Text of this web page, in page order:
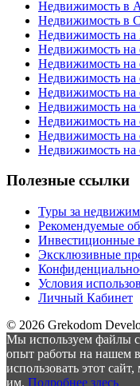
Недвижимость в
Недвижимость в
Недвижимость на
Недвижимость на
Недвижимость на
Недвижимость на
Недвижимость на
Недвижимость на
Недвижимость на
Недвижимость на
Недвижимость на
Полезные ссылки
Туры за
Рекомендуемые
Инвестиционные
Эксклюзивные
Условия
Личный Кабинет
© 2026 Grekodom
Мы используем файлы
опыт работы на нашем
использовать этот
им. Подробнее здесь